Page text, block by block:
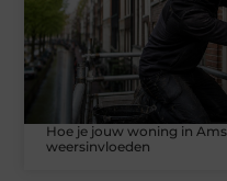
Hoe je jouw woning in
weersinvloeden